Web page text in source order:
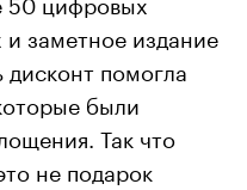
заметное издание
помогла
были
Так что
не подарок